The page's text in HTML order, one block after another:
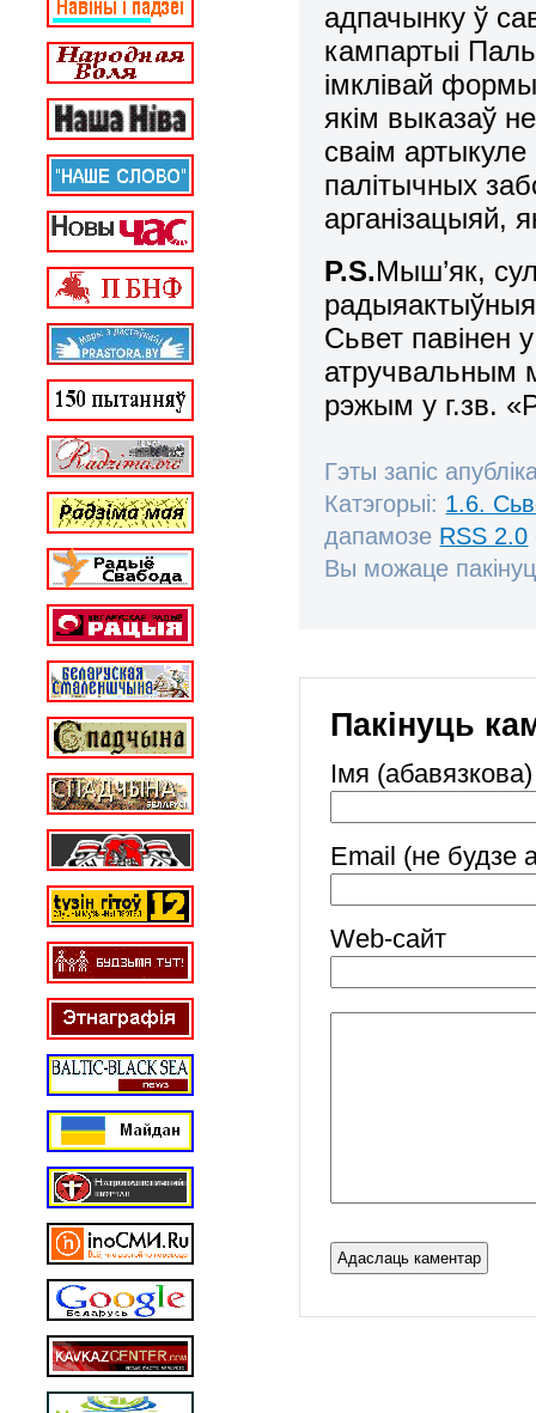
адпачынку ў
кампартыі
імклівай
якім выказаў
сваім
палітычных
арганізацыяй,
P.S.Мыш’як,
радыяактыўныя
Сьвет павінен
атручвальным
рэжым у г.зв.
Гэты запіс
Катэгорыі: 1.6.
дапамозе RSS 2.0
Вы можаце
Пакінуць
Імя (абавязкова)
Email (не будзе
Web-cайт